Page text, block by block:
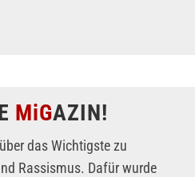
MiGAZIN!
das Wichtigste zu
Rassismus. Dafür wurde